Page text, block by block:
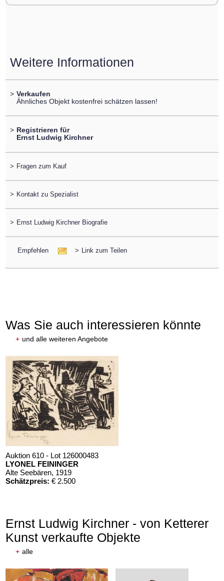
Weitere Informationen
> Verkaufen
Ähnliches Objekt kostenfrei schätzen lassen!
> Registrieren für
Ernst Ludwig Kirchner
> Fragen zum Kauf
> Kontakt zu Spezialist
> Ernst Ludwig Kirchner Biografie
Empfehlen > Link zum Teilen
Was Sie auch interessieren könnte
+ und alle weiteren Angebote
Auktion 610 - Lot 126000483
LYONEL FEININGER
Alte Seebären, 1919
Schätzpreis: € 2.500
Ernst Ludwig Kirchner - von Ketterer
Kunst verkaufte Objekte
+ alle